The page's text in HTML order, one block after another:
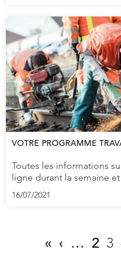
VOTRE PROGRAMME
Toutes les informations
ligne durant la semaine
16/07/2021
« ‹ … 2 3